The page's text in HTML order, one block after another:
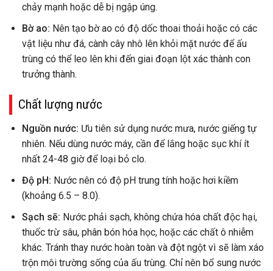
chảy mạnh hoặc dễ bị ngập úng.
Bờ ao: Nên tạo bờ ao có độ dốc thoai thoải hoặc có các
vật liệu như đá, cành cây nhô lên khỏi mặt nước để ấu
trùng có thể leo lên khi đến giai đoạn lột xác thành con
trưởng thành.
Chất lượng nước
Nguồn nước: Ưu tiên sử dụng nước mưa, nước giếng tự
nhiên. Nếu dùng nước máy, cần để lắng hoặc sục khí ít
nhất 24-48 giờ để loại bỏ clo.
Độ pH: Nước nên có độ pH trung tính hoặc hơi kiềm
(khoảng 6.5 – 8.0).
Sạch sẽ: Nước phải sạch, không chứa hóa chất độc hại,
thuốc trừ sâu, phân bón hóa học, hoặc các chất ô nhiễm
khác. Tránh thay nước hoàn toàn và đột ngột vì sẽ làm xáo
trộn môi trường sống của ấu trùng. Chỉ nên bổ sung nước